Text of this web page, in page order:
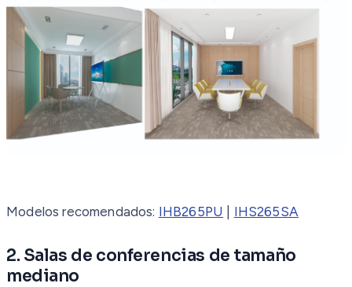
Modelos recomendados: IHB265PU IHS265SA
2. Salas de conferencias de tamaño
mediano